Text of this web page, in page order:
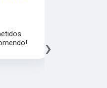
material, agradeço
fábrica espatular e
mercado.
›